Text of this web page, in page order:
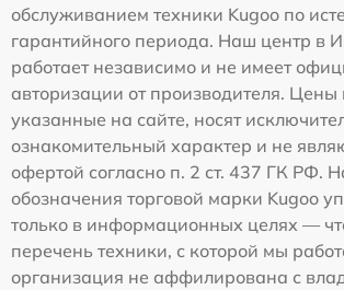
обслуживанием техники Kugoo по
гарантийного периода. Наш центр в
работает независимо и не имеет
авторизации от производителя. Цены
указанные на сайте, носят
ознакомительный характер и не
офертой согласно п. 2 ст. 437 ГК РФ.
обозначения торговой марки Kugoo
только в информационных целях —
перечень техники, с которой мы
организация не аффилирована с